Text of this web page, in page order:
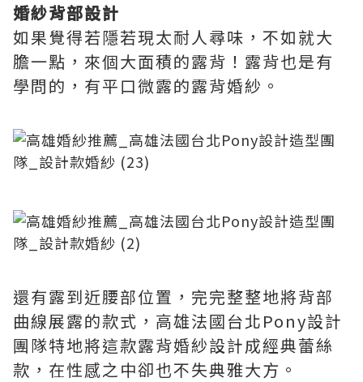
婚紗背部設計
如果覺得若隱若現太耐人尋味，不如就大
膽一點，來個大面積的露背！露背也是有
學問的，有平口微露的露背婚紗。
還有露到近腰部位置，完完整整地將背部
曲線展露的款式，高雄法國台北Pony設計
團隊特地將這款露背婚紗設計成經典蕾絲
款，在性感之中卻也不失典雅大方。